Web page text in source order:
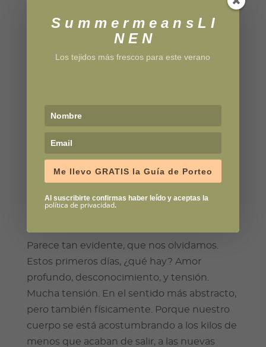
acerca de las sesiones de peques, muy muy
peques, y familias. Seguro encuentras el
Parece tan evidente, que nos olvidamos.
Estos primeros días, ¿qué hay? Amor
profundo, desconocimiento, y tensión.
Mucha tensión. En el sentido más abstracto,
pero también físicamente. Porque nuestro
cuerpo se está acostumbrando a los kilos de
menos que acaban de salir, a las nuevas
S u m m e r m e a n s L I
N E N
Los tejidos más frescos para este verano
Me llevo GRATIS la Guía de Porteo
Al suscribirte confirmas haber leído y aceptas la
política de privacidad.